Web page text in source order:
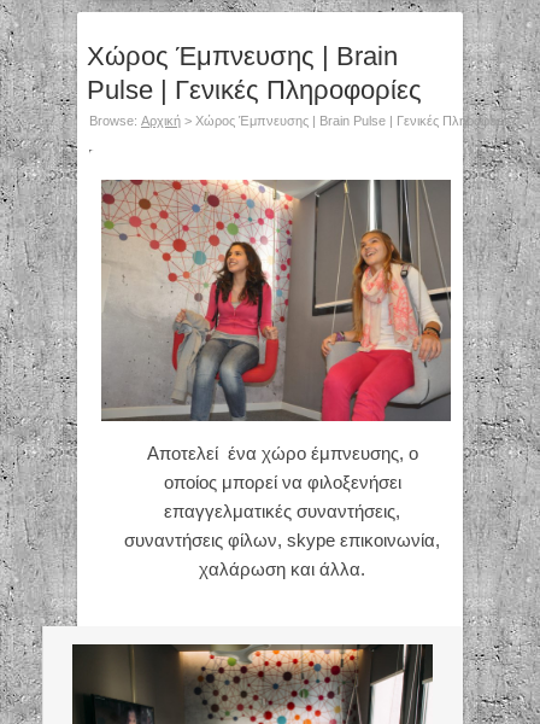
Χώρος Έμπνευσης | Brain
Pulse | Γενικές Πληροφορίες
Browse: Αρχική > Χώρος Έμπνευσης | Brain Pulse | Γενικές Πληροφορίες
Αποτελεί ένα χώρο έμπνευσης, ο
οποίος μπορεί να φιλοξενήσει
επαγγελματικές συναντήσεις,
συναντήσεις φίλων, skype επικοινωνία,
χαλάρωση και άλλα.